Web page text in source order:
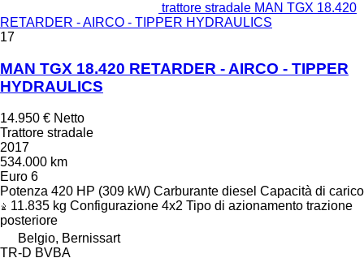
trattore stradale MAN TGX 18.420
RETARDER - AIRCO - TIPPER HYDRAULICS
17
MAN TGX 18.420 RETARDER - AIRCO - TIPPER
HYDRAULICS
14.950 € Netto
Trattore stradale
2017
534.000 km
Euro 6
Potenza 420 HP (309 kW) Carburante diesel Capacità di carico
11.835 kg Configurazione 4x2 Tipo di azionamento trazione
posteriore
Belgio, Bernissart
TR-D BVBA